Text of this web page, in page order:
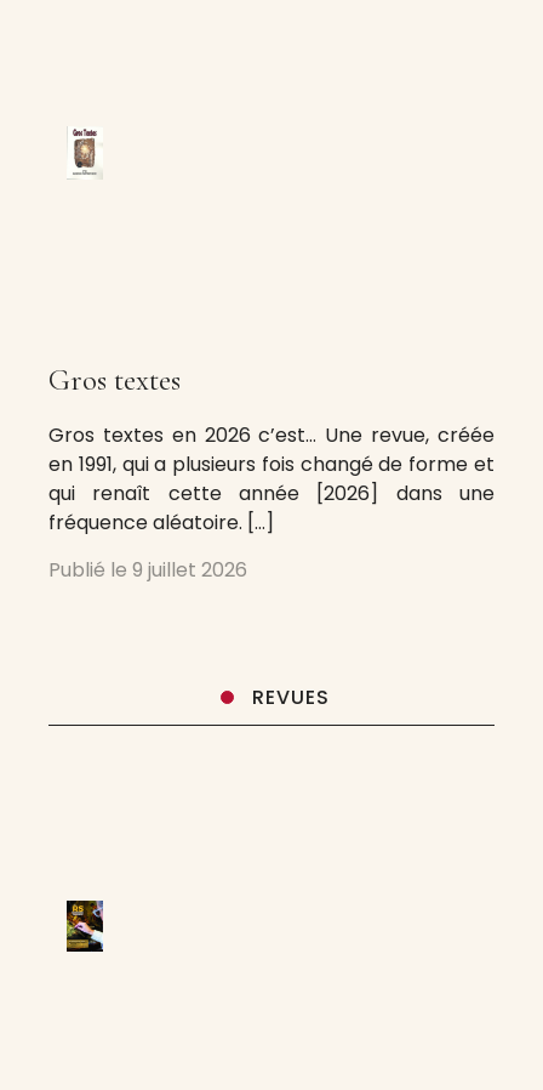
Gros textes
Gros textes en 2026 c’est… Une revue, créée
en 1991, qui a plusieurs fois changé de forme et
qui renaît cette année [2026] dans une
fréquence aléatoire. […]
Publié le 9 juillet 2026
REVUES